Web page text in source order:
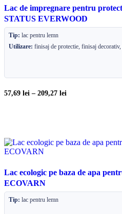
Lac de impregnare pentru
STATUS EVERWOOD
Tip: lac pentru lemn
Utilizare: finisaj de protectie, finisaj
57,69 lei – 209,27 lei
Lac ecologic pe baza de apa
ECOVARN
Tip: lac pentru lemn